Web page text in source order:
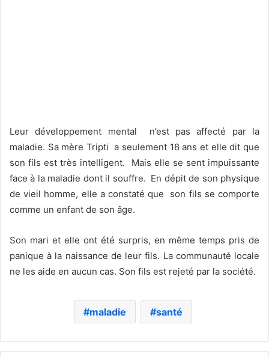
Leur développement mental n’est pas affecté par la
maladie. Sa mère Tripti a seulement 18 ans et elle dit que
son fils est très intelligent. Mais elle se sent impuissante
face à la maladie dont il souffre. En dépit de son physique
de vieil homme, elle a constaté que son fils se comporte
comme un enfant de son âge.
Son mari et elle ont été surpris, en même temps pris de
panique à la naissance de leur fils. La communauté locale
ne les aide en aucun cas. Son fils est rejeté par la société.
maladie santé